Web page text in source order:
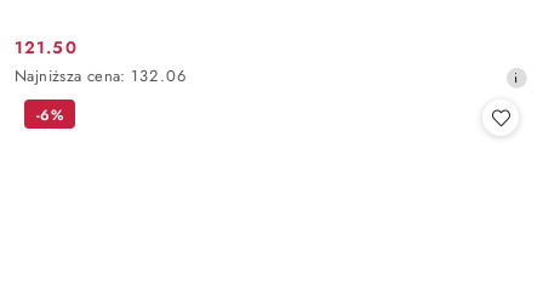
Cena
promocyjna:
121.50
Najniższa
cena
Najniższa cena: 132.06
-6%